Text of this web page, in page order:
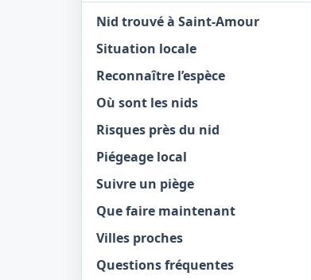
Nid trouvé à Saint-Amour
Situation locale
Reconnaître l’espèce
Où sont les nids
Risques près du nid
Piégeage local
Suivre un piège
Que faire maintenant
Villes proches
Questions fréquentes